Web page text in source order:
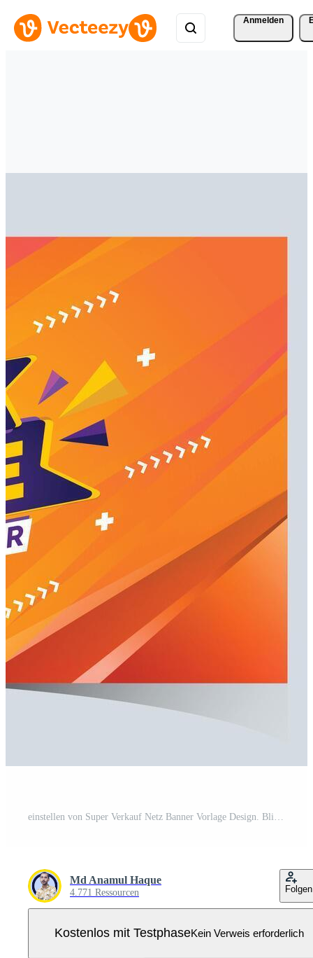
Anmelden
Md Anamul Haque
4.771 Ressourcen Folgen
Kostenlos mit TestphaseKein Verweis erforderlich